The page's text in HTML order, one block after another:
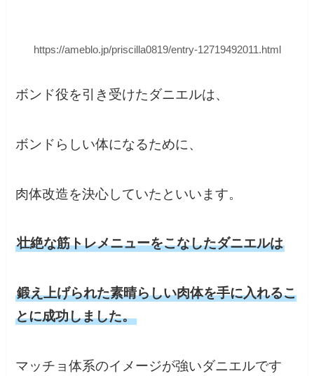
https://ameblo.jp/priscilla0819/entry-12719492011.html
ボンド役を引き受けたダニエルは、
ボンドらしい体になるために、
肉体改造を決心していたといいます。
壮絶な筋トレメニューをこなしたダニエルは
鍛え上げられた素晴らしい肉体を手に入れるこ
とに成功しました。
マッチョ体系のイメージが強いダニエルです